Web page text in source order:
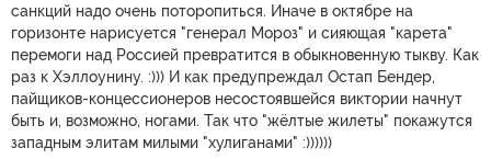
санкций надо очень поторопиться. Иначе в октябре на
горизонте нарисуется "генерал Мороз" и сияющая "карета"
перемоги над Россией превратится в обыкновенную тыкву. Как
раз к Хэллоунину. :))) И как предупреждал Остап Бендер,
пайщиков-концессионеров несостоявшейся виктории начнут
быть и, возможно, ногами. Так что "жёлтые жилеты" покажутся
западным элитам милыми "хулиганами" :))))))